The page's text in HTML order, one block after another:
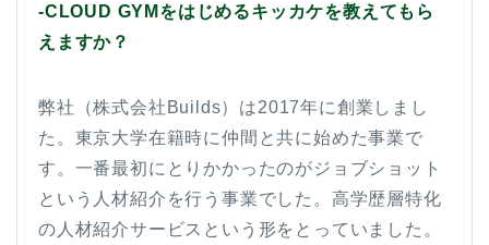
-CLOUD GYMをはじめるキッカケを教えてもら
えますか？
弊社（株式会社Builds）は2017年に創業しまし
た。東京大学在籍時に仲間と共に始めた事業で
す。一番最初にとりかかったのがジョブショット
という人材紹介を行う事業でした。高学歴層特化
の人材紹介サービスという形をとっていました。